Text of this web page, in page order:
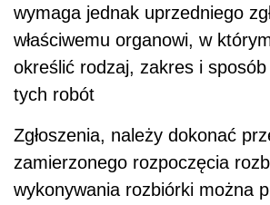
wymaga jednak uprzedniego
właściwemu organowi, w
określić rodzaj, zakres i
tych robót
Zgłoszenia, należy dokonać
zamierzonego rozpoczęcia
wykonywania rozbiórki można